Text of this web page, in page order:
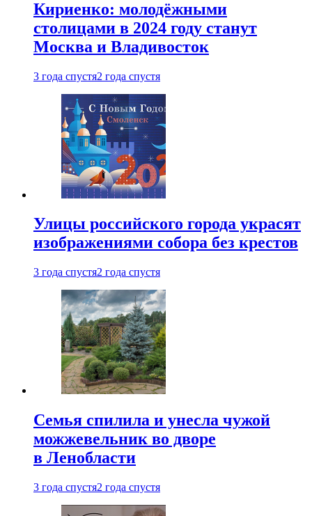
Кириенко: молодёжными
столицами в 2024 году станут
Москва и Владивосток
3 года спустя2 года спустя
Улицы российского города украсят
изображениями собора без крестов
3 года спустя2 года спустя
Семья спилила и унесла чужой
можжевельник во дворе
в Ленобласти
3 года спустя2 года спустя